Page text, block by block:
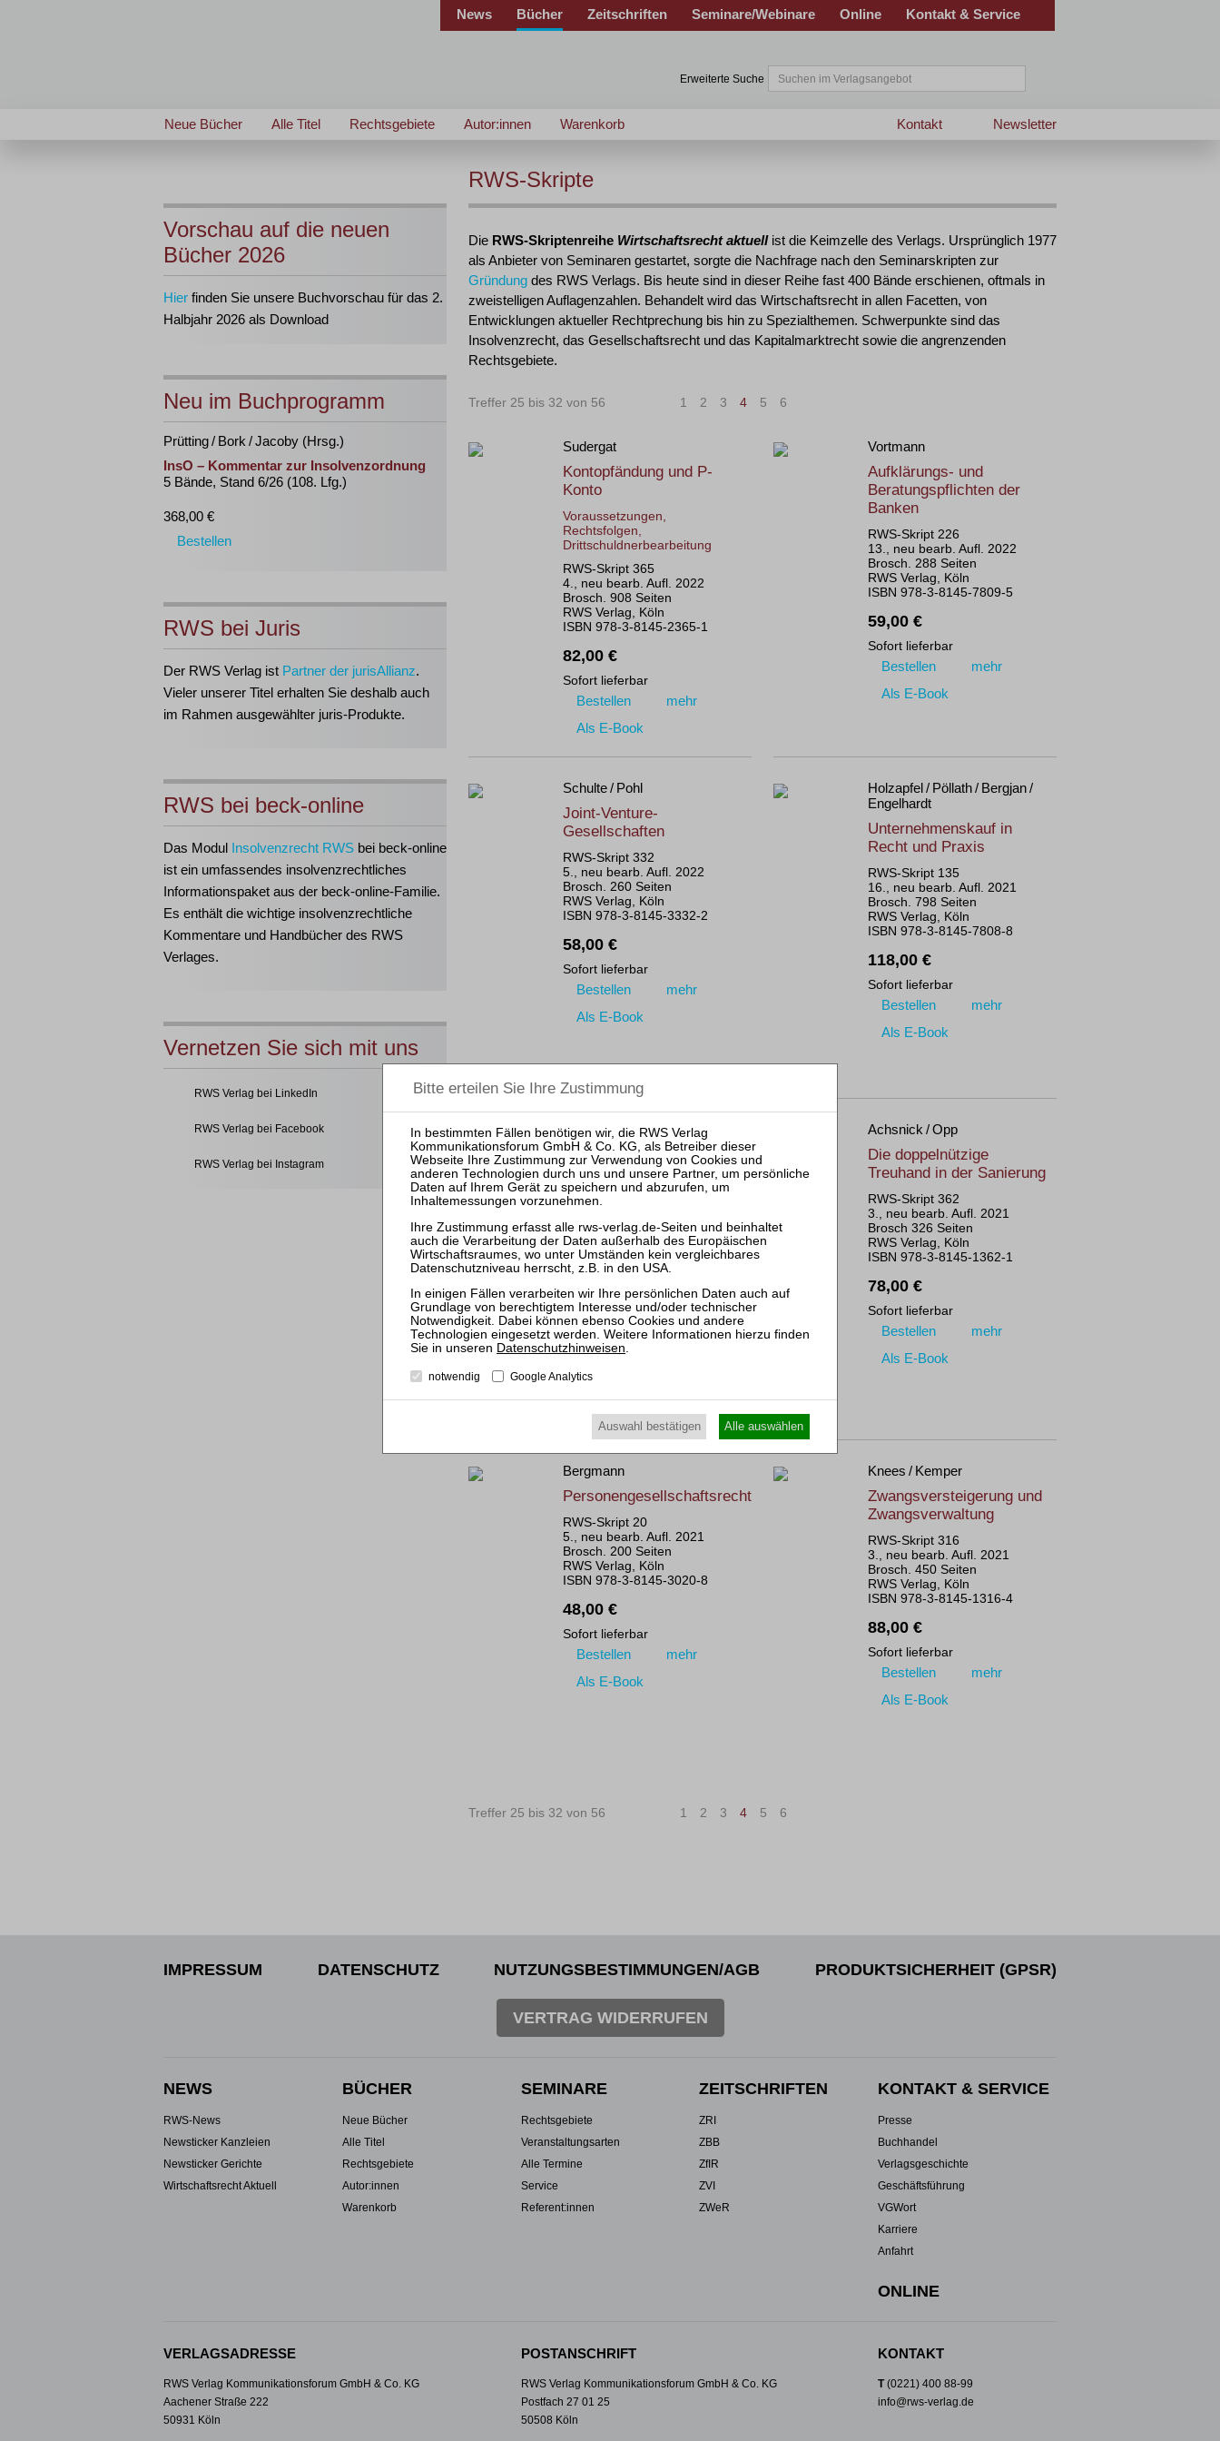
News Bücher Zeitschriften Seminare/Webinare Online Kontakt & Service
Erweiterte Suche
Neue Bücher Alle Titel Rechtsgebiete Autor:innen Warenkorb Newsletter
Kontakt
Vorschau auf die neuen
Bücher 2026
Hier finden Sie unsere Buchvorschau für das 2.
Halbjahr 2026 als Download
Neu im Buchprogramm
Prütting / Bork / Jacoby (Hrsg.)
InsO – Kommentar zur Insolvenzordnung
5 Bände, Stand 6/26 (108. Lfg.)
368,00 €
Bestellen
RWS bei Juris
Der RWS Verlag ist Partner der jurisAllianz.
Vieler unserer Titel erhalten Sie deshalb auch
im Rahmen ausgewählter juris-Produkte.
RWS bei beck-online
Das Modul Insolvenzrecht RWS bei beck-online
ist ein umfassendes insolvenzrechtliches
Informationspaket aus der beck-online-Familie.
Es enthält die wichtige insolvenzrechtliche
Kommentare und Handbücher des RWS
Verlages.
Vernetzen Sie sich mit uns
RWS Verlag bei LinkedIn
RWS Verlag bei Facebook
RWS Verlag bei Instagram
RWS-Skripte
Die RWS-Skriptenreihe Wirtschaftsrecht aktuellist die Keimzelle des Verlags. Ursprünglich 1977
als Anbieter von Seminaren gestartet, sorgte die Nachfrage nach den Seminarskripten zur
Gründung des RWS Verlags. Bis heute sind in dieser Reihe fast 400 Bände erschienen, oftmals in
zweistelligen Auflagenzahlen. Behandelt wird das Wirtschaftsrecht in allen Facetten, von
Entwicklungen aktueller Rechtprechung bis hin zu Spezialthemen. Schwerpunkte sind das
Insolvenzrecht, das Gesellschaftsrecht und das Kapitalmarktrecht sowie die angrenzenden
Rechtsgebiete.
Treffer 25 bis 32 von 56 1 2 3 4 5 6
Sudergat
Kontopfändung und P-
Konto
Voraussetzungen,
Rechtsfolgen,
Drittschuldnerbearbeitung
RWS-Skript 365
4., neu bearb. Aufl. 2022
Brosch. 908 Seiten
RWS Verlag, Köln
ISBN 978-3-8145-2365-1
82,00 €
Sofort lieferbar
Bestellen
mehr
Als E-Book
Vortmann
Aufklärungs- und
Beratungspflichten der
Banken
RWS-Skript 226
13., neu bearb. Aufl. 2022
Brosch. 288 Seiten
RWS Verlag, Köln
ISBN 978-3-8145-7809-5
59,00 €
Sofort lieferbar
Bestellen
mehr
Als E-Book
Schulte / Pohl
Joint-Venture-
Gesellschaften
RWS-Skript 332
5., neu bearb. Aufl. 2022
Brosch. 260 Seiten
RWS Verlag, Köln
ISBN 978-3-8145-3332-2
58,00 €
Sofort lieferbar
Bestellen
mehr
Als E-Book
Holzapfel / Pöllath / Bergjan /
Engelhardt
Unternehmenskauf in
Recht und Praxis
RWS-Skript 135
16., neu bearb. Aufl. 2021
Brosch. 798 Seiten
RWS Verlag, Köln
ISBN 978-3-8145-7808-8
118,00 €
Sofort lieferbar
Bestellen
mehr
Als E-Book
Servatius (Hrsg.)
Corporate Litigation
RWS-Skript 385
2., neu bearb. Aufl. 2021
Brosch. 682 Seiten
RWS Verlag, Köln
ISBN 978-3-8145-9030-1
98,00 €
Sofort lieferbar
Bestellen
mehr
Als E-Book
Achsnick / Opp
Die doppelnützige
Treuhand in der Sanierung
RWS-Skript 362
3., neu bearb. Aufl. 2021
Brosch 326 Seiten
RWS Verlag, Köln
ISBN 978-3-8145-1362-1
78,00 €
Sofort lieferbar
Bestellen
mehr
Als E-Book
Bergmann
Personengesellschaftsrecht
RWS-Skript 20
5., neu bearb. Aufl. 2021
Brosch. 200 Seiten
RWS Verlag, Köln
ISBN 978-3-8145-3020-8
48,00 €
Sofort lieferbar
Bestellen
mehr
Als E-Book
Knees / Kemper
Zwangsversteigerung und
Zwangsverwaltung
RWS-Skript 316
3., neu bearb. Aufl. 2021
Brosch. 450 Seiten
RWS Verlag, Köln
ISBN 978-3-8145-1316-4
88,00 €
Sofort lieferbar
Bestellen
mehr
Als E-Book
Treffer 25 bis 32 von 56 1 2 3 4 5 6
IMPRESSUM DATENSCHUTZ NUTZUNGSBESTIMMUNGEN/AGB PRODUKTSICHERHEIT (GPSR)
VERTRAG WIDERRUFEN
NEWS
RWS-News
Newsticker Kanzleien
Newsticker Gerichte
Wirtschaftsrecht Aktuell
BÜCHER
Neue Bücher
Alle Titel
Rechtsgebiete
Autor:innen
Warenkorb
SEMINARE
Rechtsgebiete
Veranstaltungsarten
Alle Termine
Service
Referent:innen
ZEITSCHRIFTEN
ZRI
ZBB
ZfIR
ZVI
ZWeR
KONTAKT & SERVICE
Presse
Buchhandel
Verlagsgeschichte
Geschäftsführung
VGWort
Karriere
Anfahrt
ONLINE
VERLAGSADRESSE
RWS Verlag Kommunikationsforum GmbH & Co. KG
Aachener Straße 222
50931 Köln
POSTANSCHRIFT
RWS Verlag Kommunikationsforum GmbH & Co. KG
Postfach 27 01 25
50508 Köln
KONTAKT
T(0221) 400 88-99
info@rws-verlag.de
Datenschutzhinweisen.
notwendig Google Analytics
Auswahl bestätigen Alle auswählen